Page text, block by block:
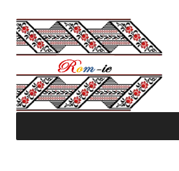
Sari
la
navigare
Sari
la
conținut